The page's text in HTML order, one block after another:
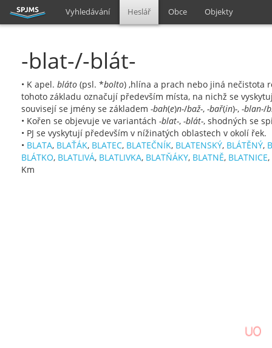
Vyhledávání Heslář Obce Objekty
-blat-/-blát-
• K apel. bláto (psl. *bolto) ,hlína a prach nebo jiná nečistota
tohoto základu označují především místa, na nichž se
souvisejí se jmény se základem -bah(e)n-/baž-, -bař(in)-, -blan-/
• Kořen se objevuje ve variantách -blat-, -blát-, shodných se
• PJ se vyskytují především v nížinatých oblastech v okolí řek.
• BLATA, BLAŤÁK, BLATEC, BLATEČNÍK, BLATENSKÝ, BLÁTĚNÝ,
BLÁTKO, BLATLIVÁ, BLATLIVKA, BLATŇÁKY, BLATNĚ, BLATNICE,
Km